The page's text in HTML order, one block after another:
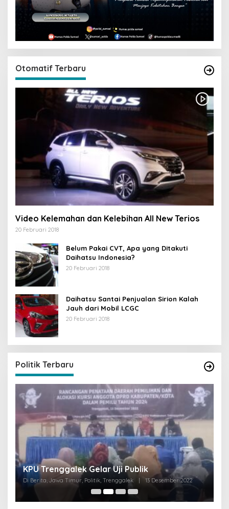
Otomatif Terbaru
Video Kelemahan dan Kelebihan All New Terios
20 Februari 2018
Belum Pakai CVT, Apa yang Ditakuti
Daihatsu Indonesia?
20 Februari 2018
Daihatsu Santai Penjualan Sirion Kalah
Jauh dari Mobil LCGC
20 Februari 2018
Politik Terbaru
KPU Trenggalek Gelar Uji Publik
Di Berita, Jawa Timur, Politik, Trenggalek 13 Desember 2022